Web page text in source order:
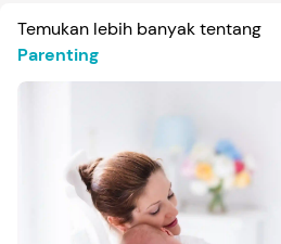
Temukan lebih banyak tentang
Parenting